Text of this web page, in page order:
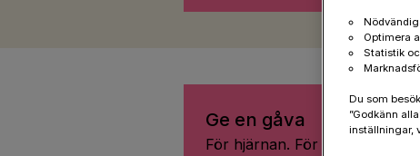
Ge en gåva
För hjärnan. För livet. För fler
Optimera
Statistik
Du som
”Godkänn
inställningar,